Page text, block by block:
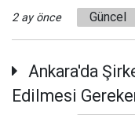
2 ay önce Güncel
Ankara'da
Edilmesi